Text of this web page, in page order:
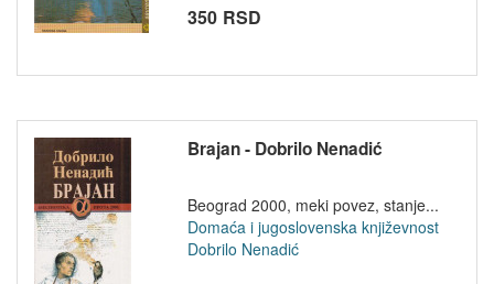
350 RSD
Brajan - Dobrilo Nenadić
Beograd 2000, meki povez, stanje...
Domaća i jugoslovenska književnost
Dobrilo Nenadić